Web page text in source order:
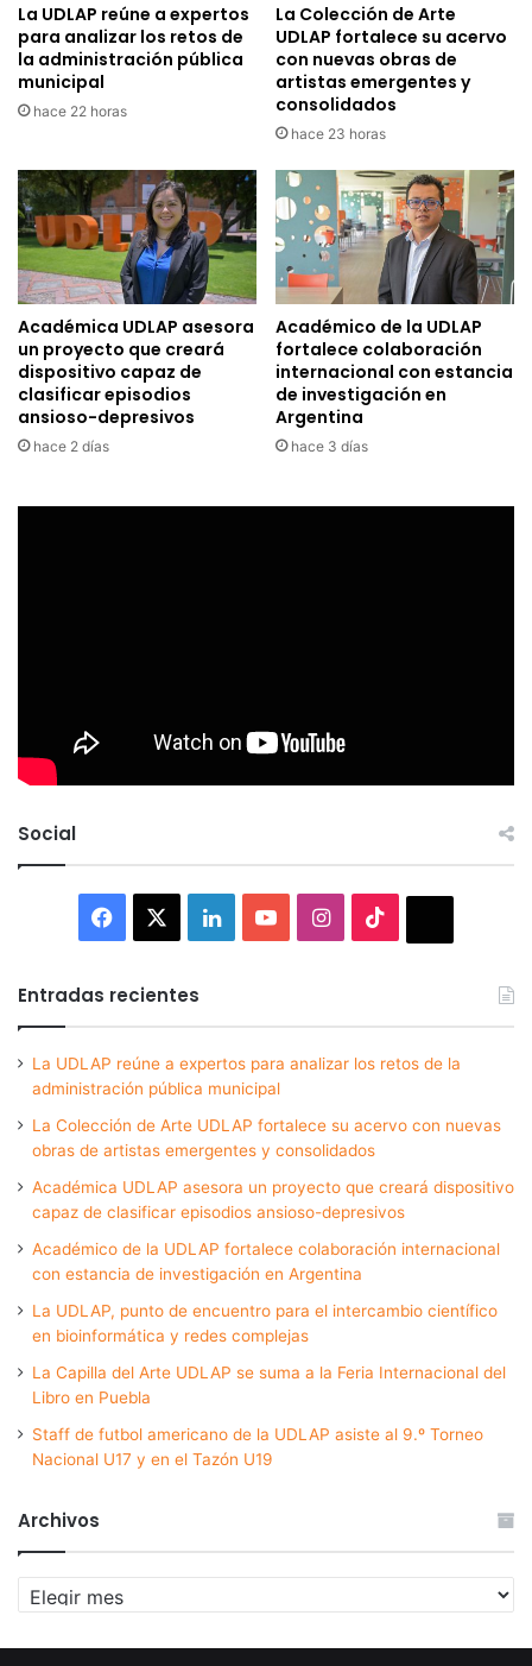
La UDLAP reúne a expertos
para analizar los retos de
la administración pública
municipal
hace 22 horas
La Colección de Arte
UDLAP fortalece su acervo
con nuevas obras de
artistas emergentes y
consolidados
hace 23 horas
Académica UDLAP asesora
un proyecto que creará
dispositivo capaz de
clasificar episodios
ansioso-depresivos
hace 2 días
Académico de la UDLAP
fortalece colaboración
internacional con estancia
de investigación en
Argentina
hace 3 días
Social
Facebook LinkedInYouTubeInstagram
Entradas recientes
La UDLAP reúne a expertos para analizar los retos de la
administración pública municipal
La Colección de Arte UDLAP fortalece su acervo con nuevas
obras de artistas emergentes y consolidados
Académica UDLAP asesora un proyecto que creará dispositivo
capaz de clasificar episodios ansioso-depresivos
Académico de la UDLAP fortalece colaboración internacional
con estancia de investigación en Argentina
La UDLAP, punto de encuentro para el intercambio científico
en bioinformática y redes complejas
La Capilla del Arte UDLAP se suma a la Feria Internacional del
Libro en Puebla
Staff de futbol americano de la UDLAP asiste al 9.º Torneo
Nacional U17 y en el Tazón U19
Archivos
Archivos